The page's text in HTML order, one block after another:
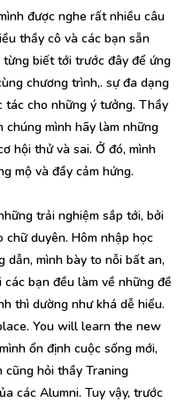
được nghe rất nhiều câu
thầy cô và các bạn sẵn
biết tới trước đây để ứng
chương trình,. sự đa dạng
cho những ý tưởng. Thầy
chúng mình hãy làm những
hội thử và sai. Ở đó, mình
mộ và đầy cảm hứng.
trải nghiệm sắp tới, bởi
chữ duyên. Hôm nhập học
dẫn, mình bày to nỗi bất an,
bạn đều làm về những đề
thì dường như khá dễ hiểu.
You will learn the new
ổn định cuộc sống mới,
cũng hỏi thầy Traning
các Alumni. Tuy vậy, trước